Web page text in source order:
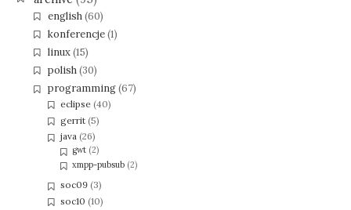
english(60)
konferencje(1)
linux(15)
polish(30)
programming(67)
eclipse (40)
gerrit (5)
java (26)
gwt(2)
xmpp-pubsub(2)
soc09 (3)
soc10 (10)